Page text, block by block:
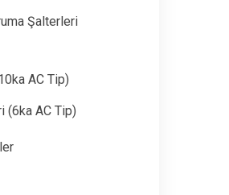
Şalterleri
AC Tip)
(6ka AC Tip)